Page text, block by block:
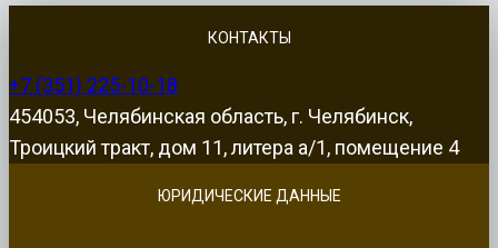
КОНТАКТЫ
+7 (351) 225-10-18
454053, Челябинская область, г. Челябинск,
Троицкий тракт, дом 11, литера а/1, помещение 4
ЮРИДИЧЕСКИЕ ДАННЫЕ